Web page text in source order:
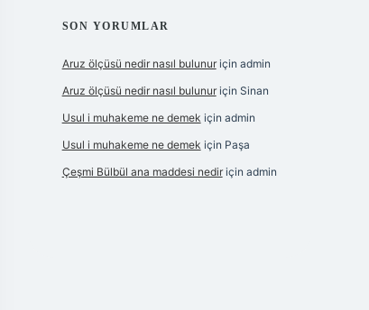
SON YORUMLAR
Aruz ölçüsü nedir nasıl bulunuriçin admin
Aruz ölçüsü nedir nasıl bulunuriçin Sinan
Usul i muhakeme ne demek için admin
Usul i muhakeme ne demek için Paşa
Çeşmi Bülbül ana maddesi nediriçin admin